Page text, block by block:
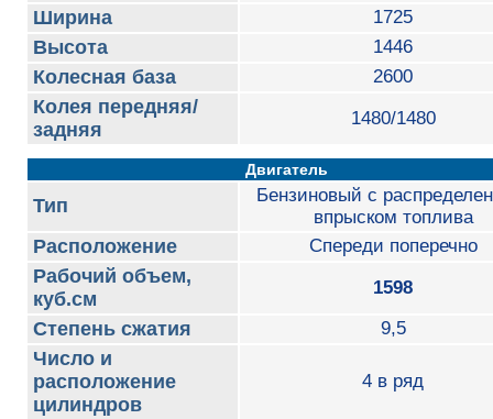
Ширина 1725
Высота 1446
Колесная база 2600
Колея передняя/
задняя
1480/1480
Двигатель
Тип
Бензиновый с
впрыском топлива
Расположение Спереди поперечно
Рабочий объем,
куб.см
1598
Степень сжатия 9,5
Число и
расположение
цилиндров
4 в ряд